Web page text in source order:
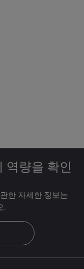
역량을 확인
한 자세한 정보는
.